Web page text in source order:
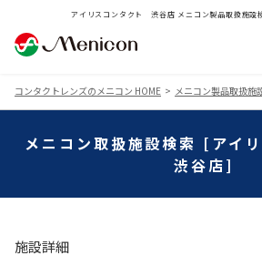
アイリスコンタクト 渋谷店 メニコン製品取扱施設
コンタクトレンズのメニコン HOME メニコン製品取扱施
メニコン取扱施設検索 [アイ
渋谷店]
施設詳細